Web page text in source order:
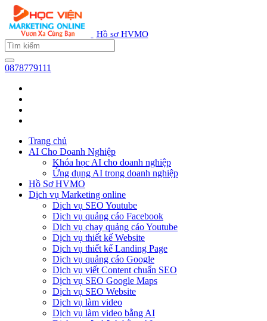
Hồ sơ HVMO
0878779111
Trang chủ
AI Cho Doanh Nghiệp
Khóa học AI cho doanh nghiệp
Ứng dụng AI trong doanh nghiệp
Hồ Sơ HVMO
Dịch vụ Marketing online
Dịch vụ SEO Youtube
Dịch vụ quảng cáo Facebook
Dịch vụ chạy quảng cáo Youtube
Dịch vụ thiết kế Website
Dịch vụ thiết kế Landing Page
Dịch vụ quảng cáo Google
Dịch vụ viết Content chuẩn SEO
Dịch vụ SEO Google Maps
Dịch vụ SEO Website
Dịch vụ làm video
Dịch vụ làm video bằng AI